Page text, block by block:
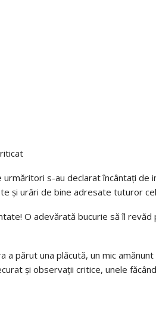
s-au declarat încântați de
și urări de bine adresate tuturor
O adevărată bucurie să îl
a părut una plăcută, un mic
și observații critice, unele